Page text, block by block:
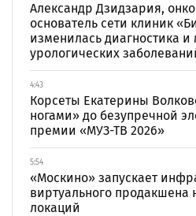
Александр Дзидзария,
основатель сети клиник
изменилась диагностика
урологических
4:43
Корсеты Екатерины
ногами» до безупречной
премии «МУЗ-ТВ 2026»
5:54
«Москино» запускает
виртуального продакшена
локаций